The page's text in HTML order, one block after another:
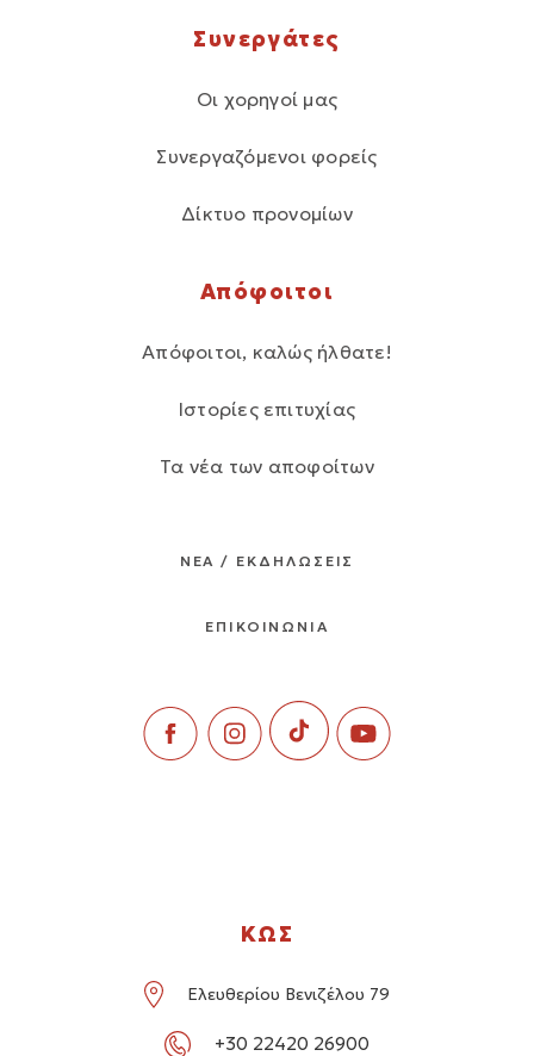
Συνεργάτες
Οι χορηγοί μας
Συνεργαζόμενοι φορείς
Δίκτυο προνομίων
Απόφοιτοι
Απόφοιτοι, καλώς ήλθατε!
Ιστορίες επιτυχίας
Τα νέα των αποφοίτων
ΝΕΑ / ΕΚΔΗΛΩΣΕΙΣ
ΕΠΙΚΟΙΝΩΝΙΑ
ΚΩΣ
Ελευθερίου Βενιζέλου 79
+30 22420 26900